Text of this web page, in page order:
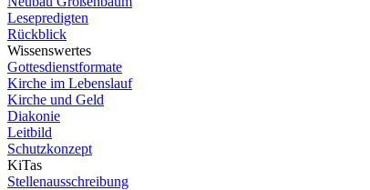
Lesepredigten
Rückblick
Wissenswertes
Gottesdienstformate
Kirche im Lebenslauf
Kirche und Geld
Diakonie
Leitbild
Schutzkonzept
KiTas
Stellenausschreibung